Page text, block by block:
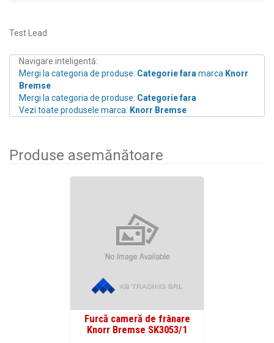
Test Lead
Navigare inteligentă:
Mergi la categoria de produse: Categorie fara marca Knorr
Bremse
Mergi la categoria de produse: Categorie fara
Vezi toate produsele marca: Knorr Bremse
Produse asemănătoare
Furcă cameră de frânare
Knorr Bremse SK3053/1